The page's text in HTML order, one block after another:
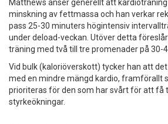
Matthews anser generellt att
minskning av fettmassa och han verkar
pass 25-30 minuters högintensiv
under deload-veckan. Utöver detta
träning med två till tre promenader på 30-
Vid bulk (kaloriöverskott) tycker han att
med en mindre mängd kardio, framförallt
prioriteras för den som har svårt för att få
styrkeökningar.